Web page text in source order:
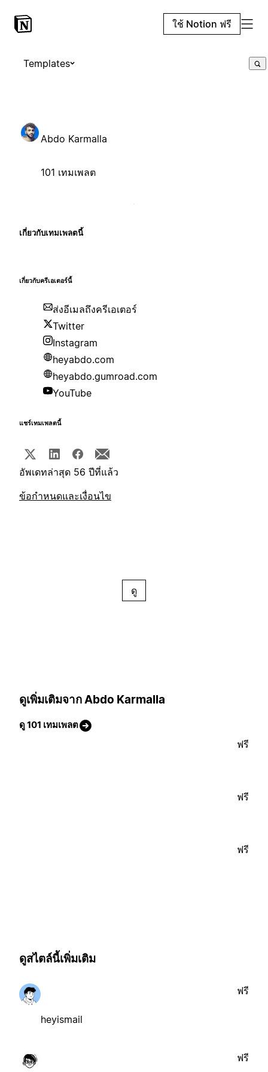
ใช้ Notion ฟรี
Templates
Abdo Karmalla
101 เทมเพลต
เกี่ยวกับเทมเพลตนี้
เกี่ยวกับครีเอเตอร์นี้
ส่งอีเมลถึงครีเอเตอร์
Twitter
Instagram
heyabdo.com
heyabdo.gumroad.com
YouTube
แชร์เทมเพลตนี้
อัพเดทล่าสุด 56 ปีที่แล้ว
ข้อกำหนดและเงื่อนไข
ดู
ดูเพิ่มเติมจาก Abdo Karmalla
ดู 101 เทมเพลต
ฟรี
ฟรี
ฟรี
ดูสไตล์นี้เพิ่มเติม
heyismail
ฟรี
ฟรี